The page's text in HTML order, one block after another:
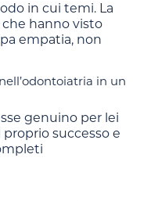
in cui temi. La
hanno visto
empatia, non
in un
genuino per lei
successo e